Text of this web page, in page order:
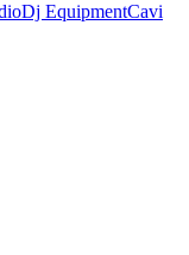
Dj EquipmentCavi